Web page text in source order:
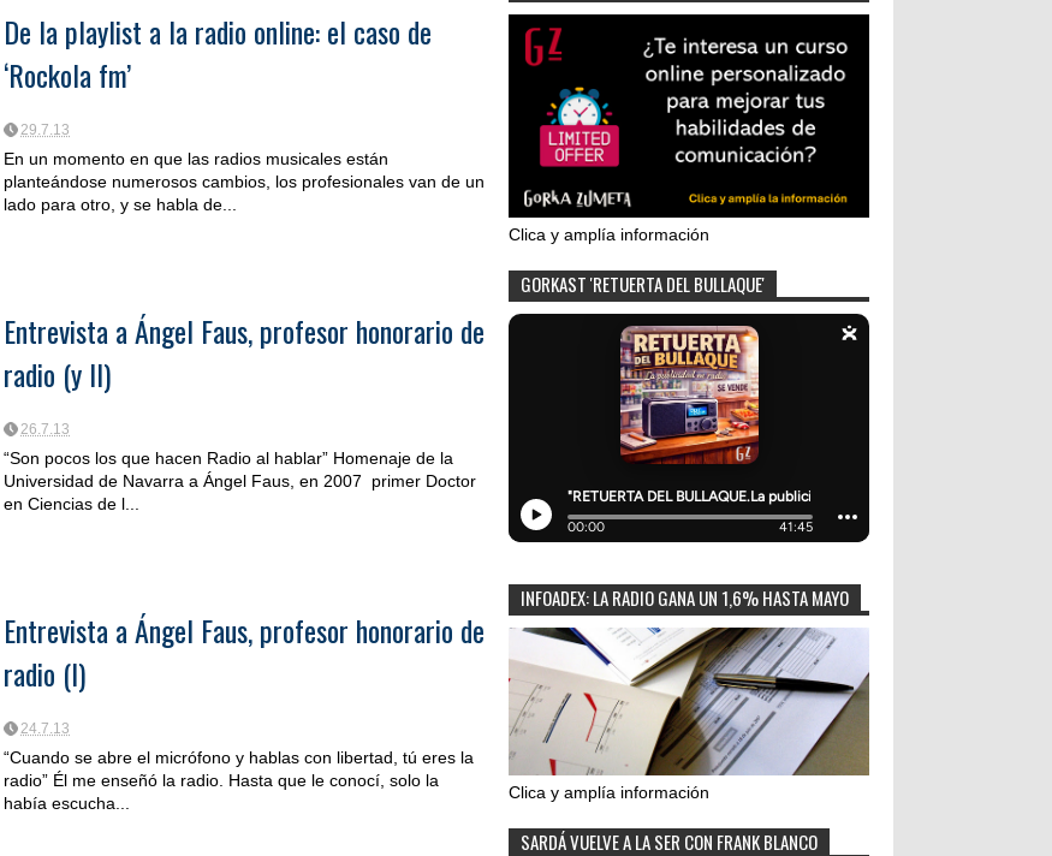
De la playlist a la radio online: el caso de
‘Rockola fm’
29.7.13
En un momento en que las radios musicales están
planteándose numerosos cambios, los profesionales van de un
lado para otro, y se habla de...
Entrevista a Ángel Faus, profesor honorario de
radio (y II)
26.7.13
“Son pocos los que hacen Radio al hablar” Homenaje de la
Universidad de Navarra a Ángel Faus, en 2007 primer Doctor
en Ciencias de l...
Entrevista a Ángel Faus, profesor honorario de
radio (I)
24.7.13
“Cuando se abre el micrófono y hablas con libertad, tú eres la
radio” Él me enseñó la radio. Hasta que le conocí, solo la
había escucha...
Clica y amplía información
GORKAST 'RETUERTA DEL BULLAQUE'
INFOADEX: LA RADIO GANA UN 1,6% HASTA MAYO
Clica y amplía información
SARDÁ VUELVE A LA SER CON FRANK BLANCO